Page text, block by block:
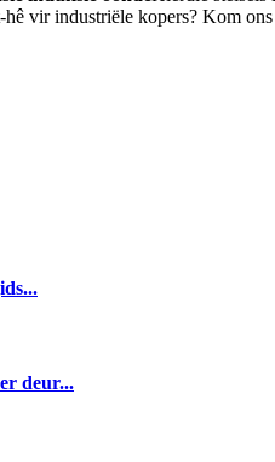
vir industriële kopers? Kom
deur...